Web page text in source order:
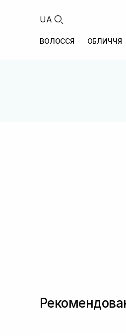
UA
ВОЛОССЯ ОБЛИЧЧЯ